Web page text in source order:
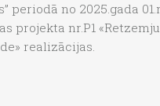
periodā no 2025.gada
projekta nr.P1
realizācijas.